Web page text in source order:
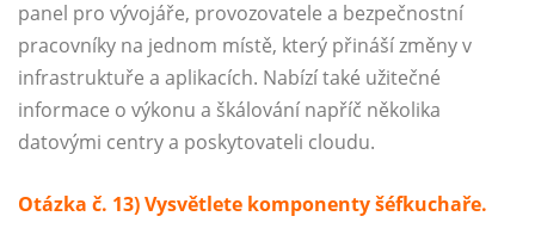
panel pro vývojáře, provozovatele a bezpečnostní
pracovníky na jednom místě, který přináší změny v
infrastruktuře a aplikacích. Nabízí také užitečné
informace o výkonu a škálování napříč několika
datovými centry a poskytovateli cloudu.
Otázka č. 13) Vysvětlete komponenty šéfkuchaře.